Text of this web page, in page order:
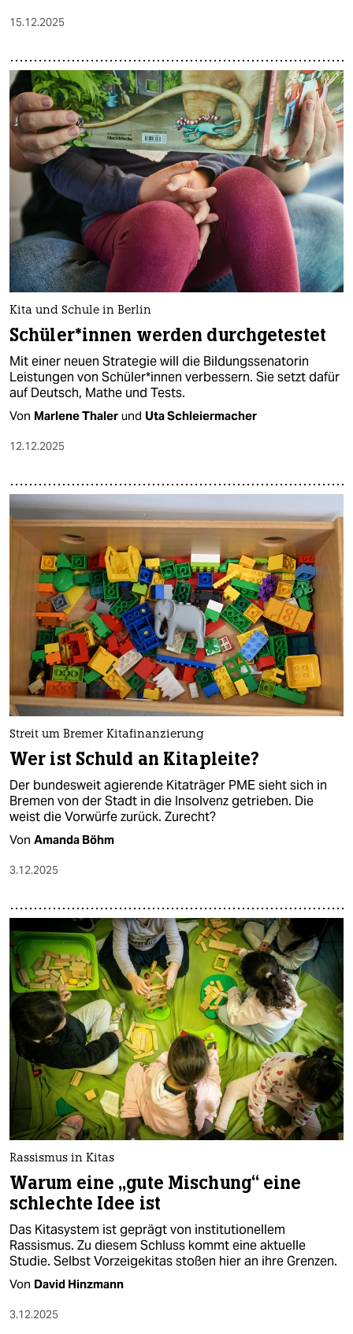
15.12.2025
Kita und Schule in Berlin
Schü­le­r*in­nen werden durchgetestet
Mit einer neuen Strategie will die Bildungssenatorin
Leistungen von Schü­le­r*in­nen verbessern. Sie setzt dafür
auf Deutsch, Mathe und Tests.
Von Marlene Thaler und Uta Schleiermacher
12.12.2025
Streit um Bremer Kitafinanzierung
Wer ist Schuld an Kitapleite?
Der bundesweit agierende Kitaträger PME sieht sich in
Bremen von der Stadt in die Insolvenz getrieben. Die
weist die Vorwürfe zurück. Zurecht?
Von Amanda Böhm
3.12.2025
Rassismus in Kitas
Warum eine „gute Mischung“ eine
schlechte Idee ist
Das Kitasystem ist geprägt von institutionellem
Rassismus. Zu diesem Schluss kommt eine aktuelle
Studie. Selbst Vorzeigekitas stoßen hier an ihre Grenzen.
Von David Hinzmann
3.12.2025